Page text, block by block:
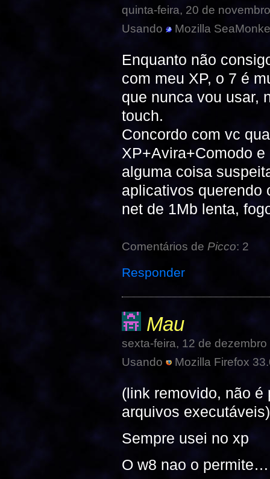
quinta-feira, 20 de
Usando
Mozilla
Enquanto não
com meu XP, o 7 é
que nunca vou usar,
touch.
Concordo com vc
XP+Avira+Comodo
alguma coisa
aplicativos querendo
net de 1Mb lenta,
Comentários de Picco: 2
Responder
Mau
sexta-feira, 12 de
Usando
Mozilla Firefox
(link removido, não
arquivos executáveis)
Sempre usei no xp
O w8 nao o permite…